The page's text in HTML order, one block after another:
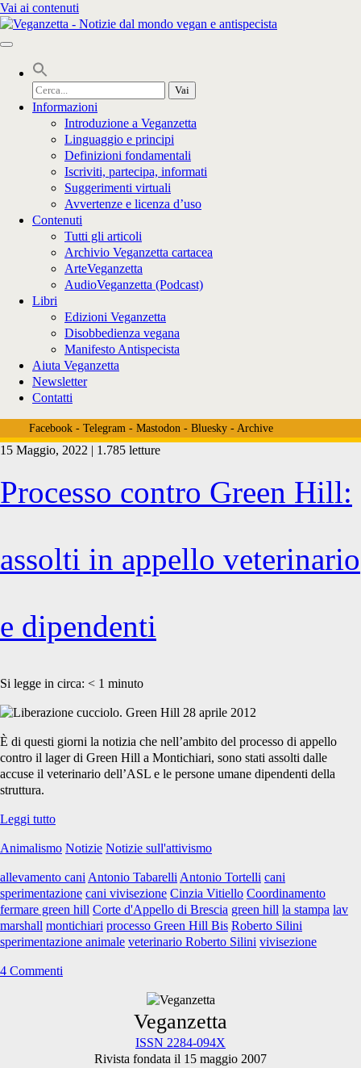
Vai ai contenuti
Cerca
per:
Informazioni
Introduzione a Veganzetta
Linguaggio e principi
Definizioni fondamentali
Iscriviti, partecipa, informati
Suggerimenti virtuali
Avvertenze e licenza d’uso
Contenuti
Tutti gli articoli
Archivio Veganzetta cartacea
ArteVeganzetta
AudioVeganzetta (Podcast)
Libri
Edizioni Veganzetta
Disobbedienza vegana
Manifesto Antispecista
Aiuta Veganzetta
Newsletter
Contatti
Facebook- Telegram- Mastodon- Bluesky- Archive
Tag:
<span>Corte
d’Appello
di
Brescia</span>
15 Maggio, 2022 | 1.785 letture
Processo contro Green Hill:
assolti in appello veterinario
e dipendenti
Si legge in circa: < 1 minuto
È di questi giorni la notizia che nell’ambito del processo di appello
contro il lager di Green Hill a Montichiari, sono stati assolti dalle
accuse il veterinario dell’ASL e le persone umane dipendenti della
struttura.
Leggi tuttoProcesso
Green
assolti
in
appello
veterinario
e
dipendenti
Animalismo Notizie Notizie sull'attivismo
allevamento cani Antonio Tabarelli Antonio Tortelli cani
sperimentazione cani vivisezione Cinzia Vitiello Coordinamento
fermare green hill Corte d'Appello di Brescia green hill la stampa lav
marshall montichiari processo Green Hill Bis Roberto Silini
sperimentazione animale veterinario Roberto Silini vivisezione
4 Commenti
Veganzetta
ISSN 2284-094X
Rivista fondata il 15 maggio 2007